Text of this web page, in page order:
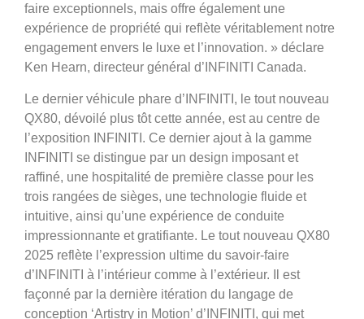
faire exceptionnels, mais offre également une
expérience de propriété qui reflète véritablement notre
engagement envers le luxe et l’innovation. » déclare
Ken Hearn, directeur général d’INFINITI Canada.
Le dernier véhicule phare d’INFINITI, le tout nouveau
QX80, dévoilé plus tôt cette année, est au centre de
l’exposition INFINITI. Ce dernier ajout à la gamme
INFINITI se distingue par un design imposant et
raffiné, une hospitalité de première classe pour les
trois rangées de sièges, une technologie fluide et
intuitive, ainsi qu’une expérience de conduite
impressionnante et gratifiante. Le tout nouveau QX80
2025 reflète l’expression ultime du savoir-faire
d’INFINITI à l’intérieur comme à l’extérieur. Il est
façonné par la dernière itération du langage de
conception ‘Artistry in Motion’ d’INFINITI, qui met